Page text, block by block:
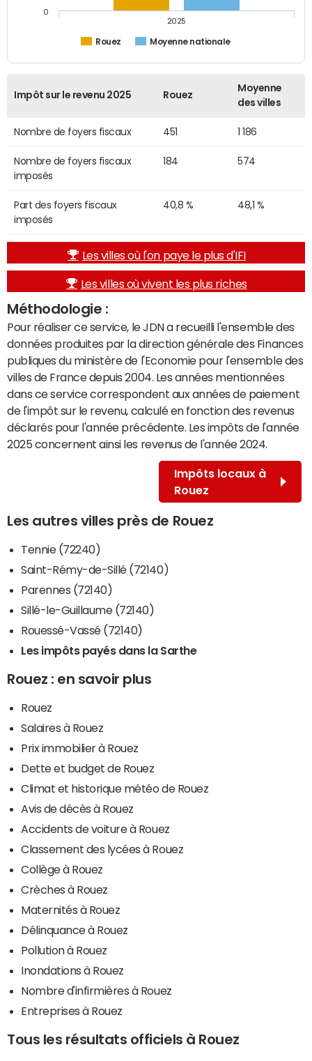
Rouez Moyenne nationale
2025
0
Impôt sur le revenu 2025 Rouez
Moyenne
des villes
Nombre de foyers fiscaux 451 1 186
Nombre de foyers fiscaux
imposés
184 574
Part des foyers fiscaux
imposés
40,8 % 48,1 %
Les villes où l'on paye le plus d'IFI
Les villes où vivent les plus riches
Méthodologie :
Pour réaliser ce service, le JDN a recueilli l'ensemble des
données produites par la direction générale des Finances
publiques du ministère de l'Economie pour l'ensemble des
villes de France depuis 2004. Les années mentionnées
dans ce service correspondent aux années de paiement
de l'impôt sur le revenu, calculé en fonction des revenus
déclarés pour l'année précédente. Les impôts de l'année
2025 concernent ainsi les revenus de l'année 2024.
Impôts locaux à
Rouez
Les autres villes près de Rouez
Tennie (72240)
Saint-Rémy-de-Sillé (72140)
Parennes (72140)
Sillé-le-Guillaume (72140)
Rouessé-Vassé (72140)
Les impôts payés dans la Sarthe
Rouez : en savoir plus
Rouez
Salaires à Rouez
Prix immobilier à Rouez
Dette et budget de Rouez
Climat et historique météo de Rouez
Avis de décès à Rouez
Accidents de voiture à Rouez
Classement des lycées à Rouez
Collège à Rouez
Crèches à Rouez
Maternités à Rouez
Délinquance à Rouez
Pollution à Rouez
Inondations à Rouez
Nombre d'infirmières à Rouez
Entreprises à Rouez
Tous les résultats officiels à Rouez